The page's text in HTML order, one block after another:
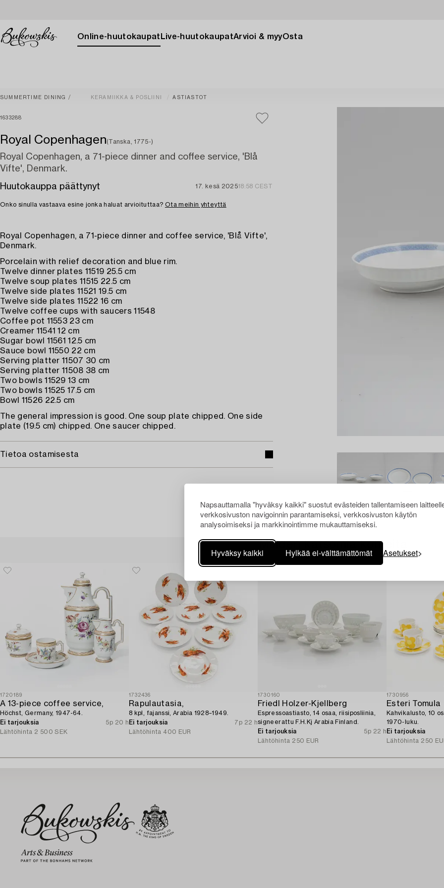
Napsauttamalla "hyväksy kaikki" suostut evästeiden tallentamiseen
verkkosivuston navigoinnin parantamiseksi, verkkosivuston käytön
analysoimiseksi ja markkinointimme mukauttamiseksi.
Hyväksy kaikki Hylkää ei-välttämättömät Asetukset
Online-huutokaupat Live-huutokaupatArvioi & myyOsta
SUMMERTIME DINING KERAMIIKKA & POSLIINI ASTIASTOT
1633288
Royal Copenhagen(Tanska, 1775-)
Royal Copenhagen, a 71-piece dinner and coffee service, 'Blå
Vifte', Denmark.
Huutokauppa päättynyt
17. kesä 202518:58 CEST
Onko sinulla vastaava esine jonka haluat arvioituttaa? Ota meihin yhteyttä
Royal Copenhagen, a 71-piece dinner and coffee service, 'Blå Vifte',
Denmark.
Porcelain with relief decoration and blue rim.
Twelve dinner plates 11519 25.5 cm
Twelve soup plates 11515 22.5 cm
Twelve side plates 11521 19.5 cm
Twelve side plates 11522 16 cm
Twelve coffee cups with saucers 11548
Coffee pot 11553 23 cm
Creamer 11541 12 cm
Sugar bowl 11561 12.5 cm
Sauce bowl 11550 22 cm
Serving platter 11507 30 cm
Serving platter 11508 38 cm
Two bowls 11529 13 cm
Two bowls 11525 17.5 cm
Bowl 11526 22.5 cm
The general impression is good. One soup plate chipped. One side
plate (19.5 cm) chipped. One saucer chipped.
Tietoa ostamisesta
Muiden katsomia kohteita
1720189
A 13-piece coffee service,
Höchst, Germany, 1947-64.
Ei tarjouksia
5p 20 h
Lähtöhinta 2 500 SEK
1732436
Rapulautasia,
8 kpl, fajanssi, Arabia 1928–1949.
Ei tarjouksia
7p 22 h
Lähtöhinta 400 EUR
1730160
Friedl Holzer-Kjellberg
Espressoastiasto, 14 osaa, riisiposliinia,
signeerattu F.H.Kj Arabia Finland.
Ei tarjouksia
5p 22 h
Lähtöhinta 250 EUR
1730956
Esteri Tomula
Kahvikalusto, 10
1970-luku.
Ei tarjouksia
Lähtöhinta 250